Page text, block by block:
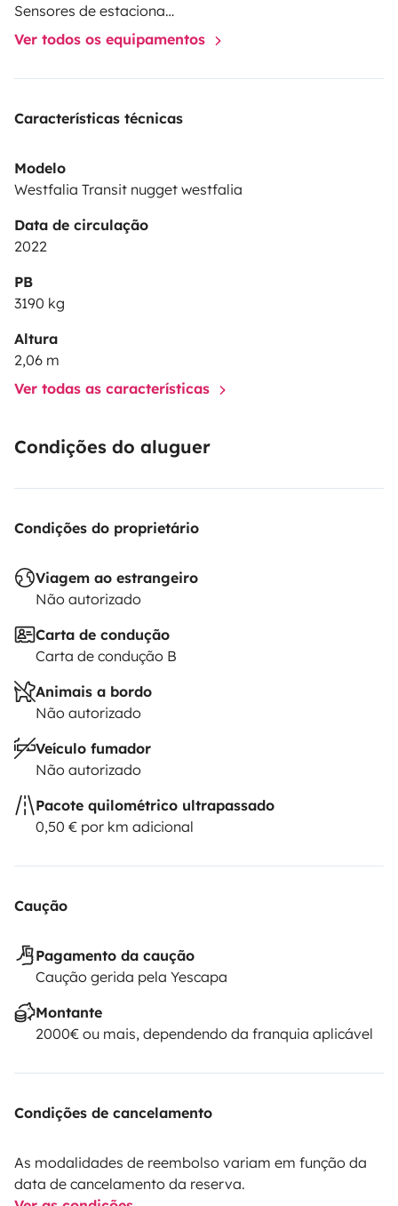
Sensores de estacionamento
Ver todos os equipamentos
Características técnicas
Modelo
Westfalia Transit nugget westfalia
Data de circulação
2022
PB
3190 kg
Altura
2,06 m
Ver todas as características
Condições do aluguer
Condições do proprietário
Viagem ao estrangeiro
Não autorizado
Carta de condução
Carta de condução B
Animais a bordo
Não autorizado
Veículo fumador
Não autorizado
Pacote quilométrico ultrapassado
0,50 € por km adicional
Caução
Pagamento da caução
Caução gerida pela Yescapa
Montante
2000€ ou mais, dependendo da franquia aplicável
Condições de cancelamento
As modalidades de reembolso variam em função da
data de cancelamento da reserva.